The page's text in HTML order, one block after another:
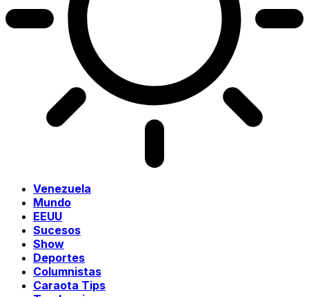
Venezuela
Mundo
EEUU
Sucesos
Show
Deportes
Columnistas
Caraota Tips